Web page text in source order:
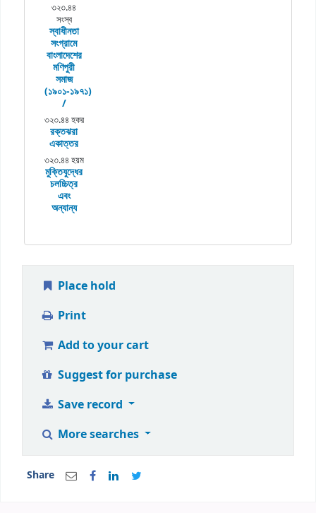
৩২৩.৪৪
সংস্ব
স্বাধীনতা
সংগ্রামে
বাংলাদেশের
মণিপুরী
সমাজ
(১৯০১-১৯৭১)
/
৩২৩.৪৪ হকর
রক্তঝরা
একাত্তর
৩২৩.৪৪ হয়ম
মুক্তিযুদ্ধের
চলচ্চিত্র
এবং
অন্যান্য
Place hold
Print
Add to your cart
Suggest for purchase
Save record
More searches
Share